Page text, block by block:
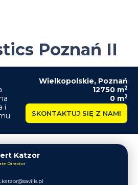
Poznań II
Wielkopolskie, Poznań
12750 m2
0 m2
i
SKONTAKTUJ SIĘ Z NAMI
Katzor
Director